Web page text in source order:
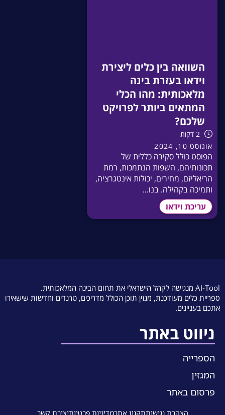
השוואה בין כלים ליצירת
וידאו בעזרת בינה
מלאכותית: מהו הכלי
המתאים ביותר לפרויקט
שלכם?
2 דקות
אוגוסט 10, 2024
הפוסט כולל סקירה כללית של
תכונותיהם, השפות הנתמכות, רמת
הריאליזם, מחירים, יכולות אינטגרציה,
ותמיכה בקהילה. בנו...
עריכת וידאו
AI-Tool מנגישה לקהל הישראלי את תחום הבינה המלאכותית.
ספריית כלים מעודכנת, מגזין תוכן הכולל מדריכים, טרנדים וחדשות שישאירו
אתכם בעניינים.
ניווט באתר
הספרייה
המגזין
פרסום באתר
הצהרת נגישותתקנון אתרמדיניות פרטיותיצירת קשר